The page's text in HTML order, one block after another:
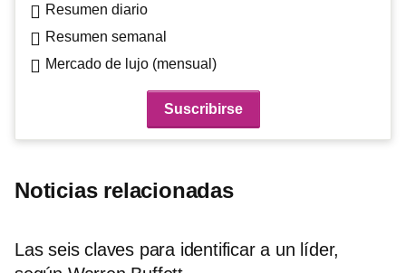
Resumen diario
Resumen semanal
Mercado de lujo (mensual)
Noticias relacionadas
Las seis claves para identificar a un líder,